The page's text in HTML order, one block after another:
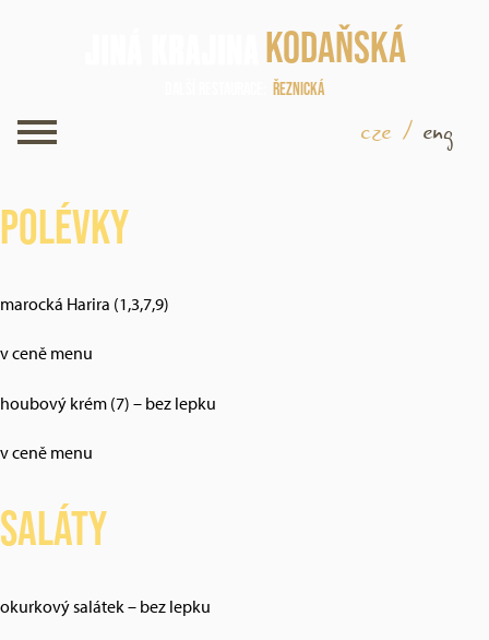
Kodaňská
Řeznická
cze / eng
Polévky
marocká Harira (1,3,7,9)
v ceně menu
houbový krém (7) – bez lepku
v ceně menu
Saláty
okurkový salátek – bez lepku